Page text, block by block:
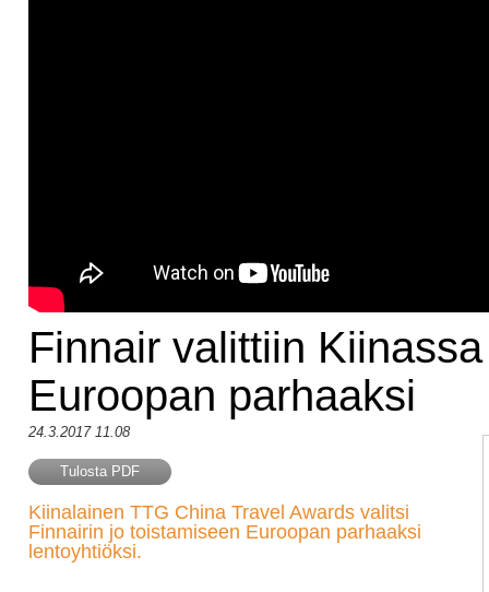
Finnair valittiin Kiinassa
Euroopan parhaaksi
24.3.2017 11.08
Tulosta PDF
Kiinalainen TTG China Travel Awards valitsi
Finnairin jo toistamiseen Euroopan parhaaksi
lentoyhtiöksi.